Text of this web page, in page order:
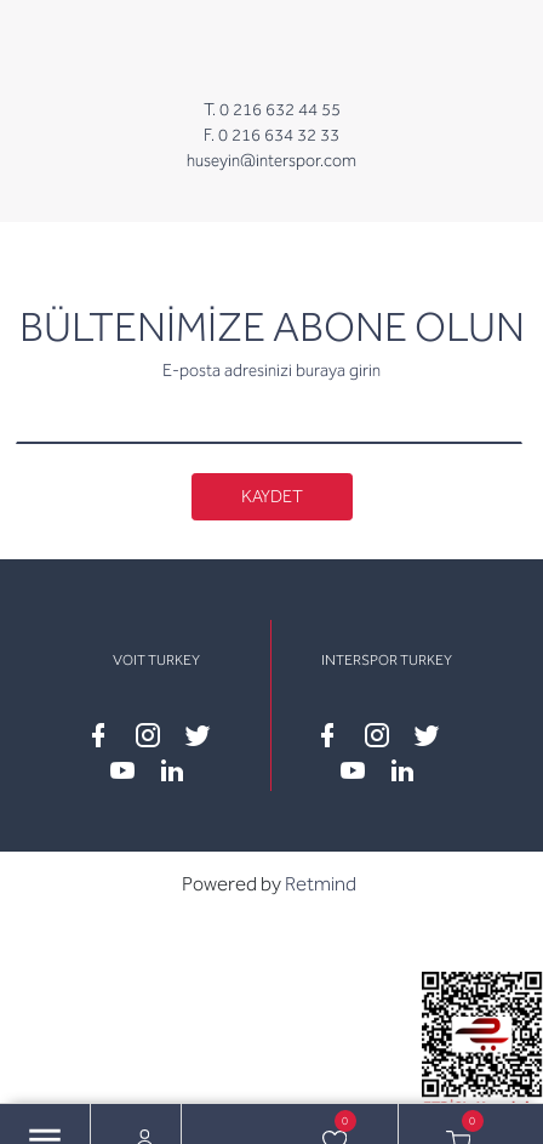
0 0
T. 0 216 632 44 55
F. 0 216 634 32 33
huseyin@interspor.com
BÜLTENİMİZE ABONE OLUN
E-posta adresinizi buraya girin
newsletter
KAYDET
VOIT TURKEY
Facebook
instagram
twitter
INTERSPOR TURKEY
Facebook
instagram
twitter
Powered by Retmind